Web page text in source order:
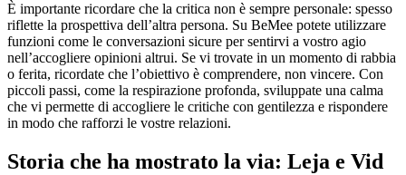
È importante ricordare che la critica non è sempre personale: spesso
riflette la prospettiva dell’altra persona. Su BeMee potete utilizzare
funzioni come le conversazioni sicure per sentirvi a vostro agio
nell’accogliere opinioni altrui. Se vi trovate in un momento di rabbia
o ferita, ricordate che l’obiettivo è comprendere, non vincere. Con
piccoli passi, come la respirazione profonda, sviluppate una calma
che vi permette di accogliere le critiche con gentilezza e rispondere
in modo che rafforzi le vostre relazioni.
Storia che ha mostrato la via: Leja e Vid